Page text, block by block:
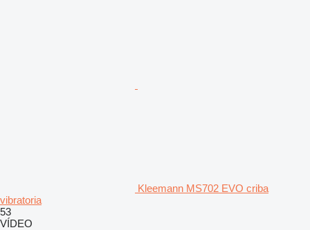
Kleemann MS702 EVO criba
vibratoria
53
VÍDEO